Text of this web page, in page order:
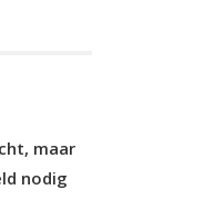
maar
nodig